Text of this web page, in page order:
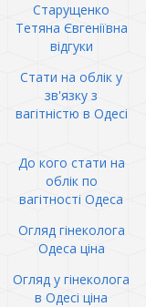
Старущенко
Тетяна Євгеніївна
відгуки
Стати на облік у
зв'язку з
вагітністю в Одесі
До кого стати на
облік по
вагітності Одеса
Огляд гінеколога
Одеса ціна
Огляд у гінеколога
в Одесі ціна